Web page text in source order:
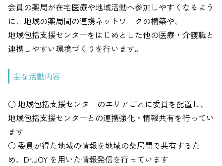
会員の薬局が在宅医療や地域活動へ参加しやすくなるよう
に、地域の薬局間の連携ネットワークの構築や、
地域包括支援センターをはじめとした他の医療・介護職と
連携しやすい環境づくりを行います。
主な活動内容
○ 地域包括支援センターのエリアごとに委員を配置し、
地域包括支援センターとの連携強化・情報共有を行ってい
ます
○ 委員が得た地域の情報を地域の薬局間で共有するた
め、Dr.JOY を用いた情報発信を行っています